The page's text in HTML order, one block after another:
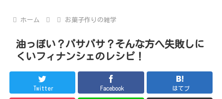
ホーム お菓子作りの雑学
油っぽい？パサパサ？そんな方へ失敗しに
くいフィナンシェのレシピ！
Twitter Facebook はてブ